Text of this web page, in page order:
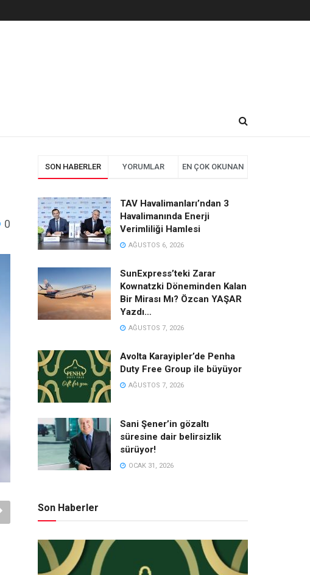
0
SON HABERLER YORUMLAR EN ÇOK OKUNAN
TAV Havalimanları’ndan 3
Havalimanında Enerji
Verimliliği Hamlesi
AĞUSTOS 6, 2026
SunExpress’teki Zarar
Kownatzki Döneminden Kalan
Bir Mirası Mı? Özcan YAŞAR
Yazdı…
AĞUSTOS 7, 2026
Avolta Karayipler’de Penha
Duty Free Group ile büyüyor
AĞUSTOS 7, 2026
Sani Şener’in gözaltı
süresine dair belirsizlik
sürüyor!
OCAK 31, 2026
Son Haberler